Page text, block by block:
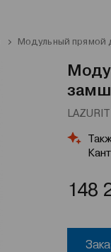
Модульный прямой
148